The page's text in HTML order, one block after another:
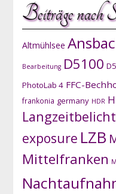
Beiträge nach
Altmühlsee
Bearbeitung D5100
PhotoLab 4 FFC-
frankonia germany HDR
exposure LZB
Mittelfranken